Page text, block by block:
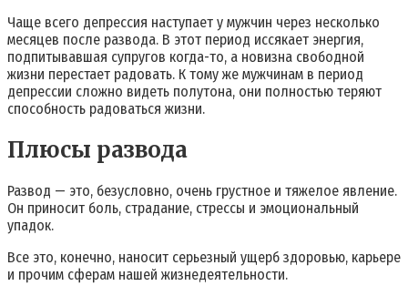
Чаще всего депрессия наступает у мужчин через несколько
месяцев после развода. В этот период иссякает энергия,
подпитывавшая супругов когда-то, а новизна свободной
жизни перестает радовать. К тому же мужчинам в период
депрессии сложно видеть полутона, они полностью теряют
способность радоваться жизни.
Плюсы развода
Развод — это, безусловно, очень грустное и тяжелое явление.
Он приносит боль, страдание, стрессы и эмоциональный
упадок.
Все это, конечно, наносит серьезный ущерб здоровью, карьере
и прочим сферам нашей жизнедеятельности.